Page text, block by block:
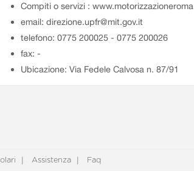
Compiti o servizi :
email: direzione.upfr@mit.gov.it
telefono: 0775 200025 - 0775 200026
fax: -
Ubicazione: Via Fedele Calvosa n. 87/91
Assistenza Faq